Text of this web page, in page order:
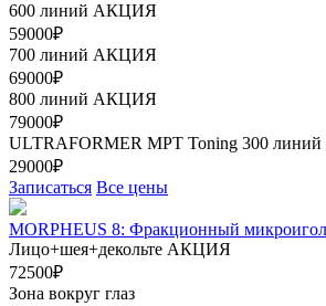
600 линий АКЦИЯ
59000₽
700 линий АКЦИЯ
69000₽
800 линий АКЦИЯ
79000₽
ULTRAFORMER МРТ Toning 300 линий
29000₽
Записаться Все цены
MORPHEUS 8: Фракционный
Лицо+шея+декольте АКЦИЯ
72500₽
Зона вокруг глаз